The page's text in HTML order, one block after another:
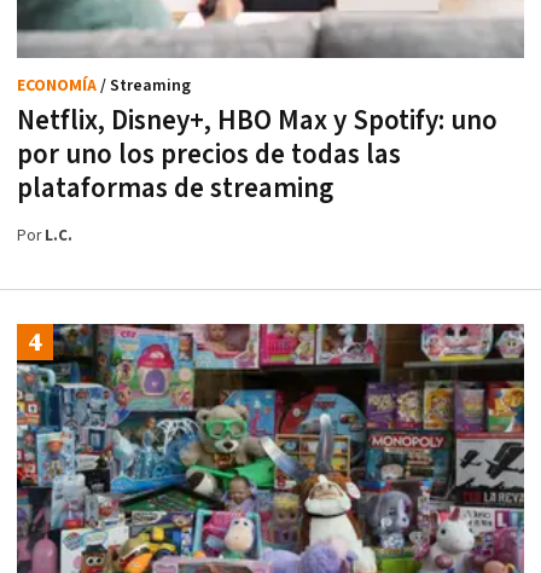
Netflix, Disney+, HBO Max y Spotify: uno
por uno los precios de todas las
plataformas de streaming
ECONOMÍA/ Streaming
PorL.C.